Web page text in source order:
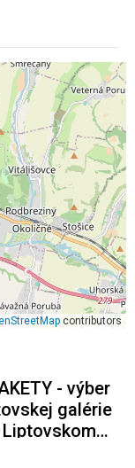
contributors
- výber
galérie
Liptovskom